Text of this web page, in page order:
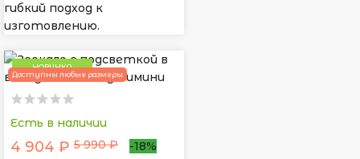
гибкий подход к
изготовлению.
НОВИНКА
Доступны любые размеры
Есть в наличии
4 904 ₽ 5 990 ₽
-18%